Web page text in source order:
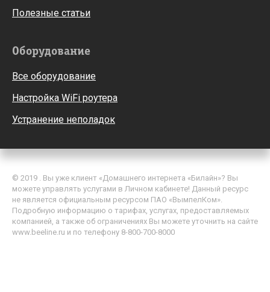
Полезные статьи
Оборудование
Все оборудование
Настройка WiFi роутера
Устранение неполадок
© 2019 . Вы уже клиент «Домашнего интернета «Билайн»? Вы
можете управлять услугами в Личном кабинете! Данный ресурс
не является официальным ресурсом ПАО «ВымпелКом».
Подробную информацию о тарифах, услугах, предоставляемых
компанией, а также об ограничениях Вы можете уточнить на сайте
www.beeline.ru и по телефону 8-800-700-8000